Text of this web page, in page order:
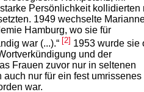
Persönlichkeit kollidierten
1949 wechselte
Hamburg, wo sie für
war (...).“ [2] 1953 wurde sie
und der
Frauen zuvor nur in seltenen
nur für ein fest umrissenes
war.